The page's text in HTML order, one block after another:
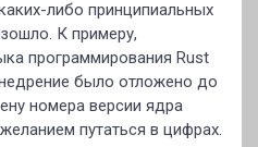
либо принципиальных
К примеру,
программирования Rust
было отложено до
номера версии ядра
путаться в цифрах.